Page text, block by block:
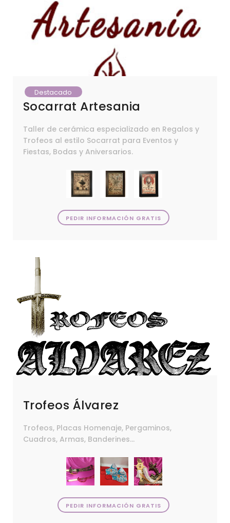
Destacado
Socarrat Artesania
Taller de cerámica especializado en Regalos y
Trofeos al estilo Socarrat para Eventos y
Fiestas, Bodas y Aniversarios.
PEDIR INFORMACIÓN GRATIS
Trofeos Álvarez
Trofeos, Placas Homenaje, Pergaminos,
Cuadros, Armas, Banderines...
PEDIR INFORMACIÓN GRATIS